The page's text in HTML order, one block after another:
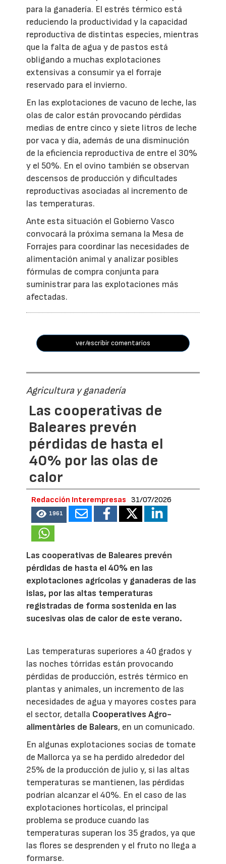
para la ganadería. El estrés térmico está
reduciendo la productividad y la capacidad
reproductiva de distintas especies, mientras
que la falta de agua y de pastos está
obligando a muchas explotaciones
extensivas a consumir ya el forraje
reservado para el invierno.
En las explotaciones de vacuno de leche, las
olas de calor están provocando pérdidas
medias de entre cinco y siete litros de leche
por vaca y día, además de una disminución
de la eficiencia reproductiva de entre el 30%
y el 50%. En el ovino también se observan
descensos de producción y dificultades
reproductivas asociadas al incremento de
las temperaturas.
Ante esta situación el Gobierno Vasco
convocará la próxima semana la Mesa de
Forrajes para coordinar las necesidades de
alimentación animal y analizar posibles
fórmulas de compra conjunta para
suministrar para las explotaciones más
afectadas.
ver/escribir comentarios
Agricultura y ganadería
Las cooperativas de
Baleares prevén
pérdidas de hasta el
40% por las olas de
calor
Redacción Interempresas 31/07/2026
1961
Las cooperativas de Baleares prevén
pérdidas de hasta el 40% en las
explotaciones agrícolas y ganaderas de las
islas, por las altas temperaturas
registradas de forma sostenida en las
sucesivas olas de calor de este verano.
Las temperaturas superiores a 40 grados y
las noches tórridas están provocando
pérdidas de producción, estrés térmico en
plantas y animales, un incremento de las
necesidades de agua y mayores costes para
el sector, detalla Cooperatives Agro-
alimentàries de Balears, en un comunicado.
En algunas explotaciones socias de tomate
de Mallorca ya se ha perdido alrededor del
25% de la producción de julio y, si las altas
temperaturas se mantienen, las pérdidas
podrían alcanzar el 40%. En el caso de las
explotaciones hortícolas, el principal
problema se produce cuando las
temperaturas superan los 35 grados, ya que
las flores se desprenden y el fruto no llega a
formarse.